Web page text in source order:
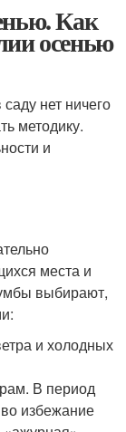
Как
осенью
нет ничего
методику.
и
места и
выбирают,
и холодных
В период
избежание